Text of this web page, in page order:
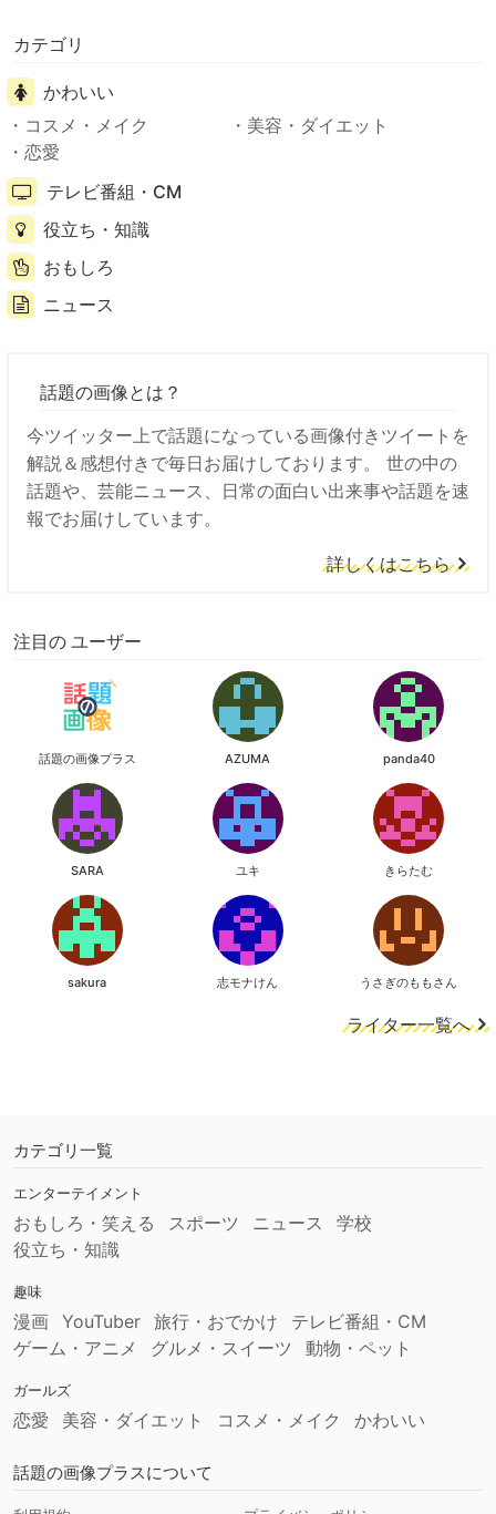
カテゴリ
かわいい
コスメ・メイク
美容・ダイエット
恋愛
テレビ番組・CM
役立ち・知識
おもしろ
ニュース
話題の画像とは？
今ツイッター上で話題になっている画像付きツイートを
解説＆感想付きで毎日お届けしております。 世の中の
話題や、芸能ニュース、日常の面白い出来事や話題を速
報でお届けしています。
詳しくはこちら
注目の ユーザー
話題の画像プラス AZUMA panda40
SARA ユキ きらたむ
sakura 志モナけん うさぎのももさん
ライター一覧へ
カテゴリ一覧
エンターテイメント
おもしろ・笑える スポーツ ニュース
学校
役立ち・知識
趣味
漫画 YouTuber 旅行・おでかけ
テレビ番組・CM
ゲーム・アニメ
グルメ・スイーツ 動物・ペット
ガールズ
恋愛 美容・ダイエット コスメ・メイク かわいい
話題の画像プラスについて